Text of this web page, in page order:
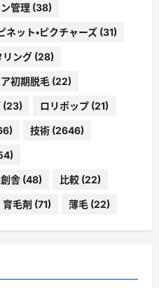
管理 (38)
ネット・ピクチャーズ (31)
リング (28)
初期脱毛 (22)
(23) ロリポップ (21)
技術 (2646)
舎 (48) 比較 (22)
育毛剤 (71) 薄毛 (22)